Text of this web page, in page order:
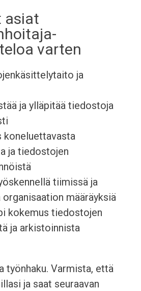
asiat
varten
ja
ja ylläpitää tiedostoja
koneluettavasta
ja tiedostojen
tiimissä ja
organisaation määräyksiä
kokemus tiedostojen
ja arkistoinnista
työnhaku. Varmista, että
ja saat seuraavan